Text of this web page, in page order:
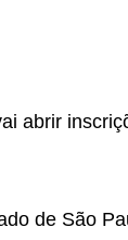
abrir
de São